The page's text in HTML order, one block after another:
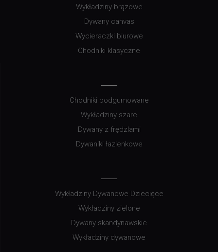
Wykładziny brązowe
Dywany canvas
Wycieraczki biurowe
Chodniki klasyczne
Chodniki podgumowane
Wykładziny szare
Dywany z frędzlami
Dywaniki łazienkowe
Wykładziny Dywanowe Dziecięce
Wykładziny zielone
Dywany skandynawskie
Wykładziny dywanowe